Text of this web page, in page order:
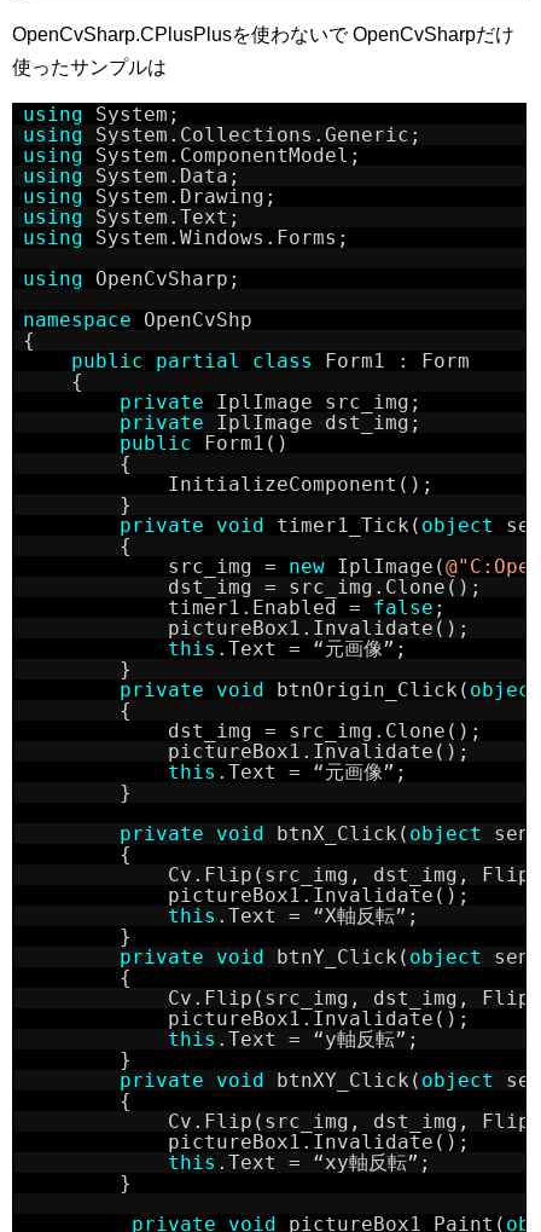
OpenCvSharp.CPlusPlusを使わないで OpenCvSharpだけ
使ったサンプルは
using
System;
using
System.Collections.Generic;
using
System.ComponentModel;
using
System.Data;
using
System.Drawing;
using
System.Text;
using
System.Windows.Forms;
using
OpenCvSharp;
namespace
OpenCvShp
{
public
partial class
Form1 : Form
{
private
IplImage src_img;
private
IplImage dst_img;
public
Form1()
{
InitializeComponent();
}
private
void timer1_Tick( object
{
src_img = new IplImage(
dst_img = src_img.Clone();
timer1.Enabled = false ;
pictureBox1.Invalidate();
this .Text = “元画像”;
}
private
void btnOrigin_Click( object
{
dst_img = src_img.Clone();
pictureBox1.Invalidate();
this .Text = “元画像”;
}
private
void btnX_Click( object
{
Cv.Flip(src_img, dst_img,
pictureBox1.Invalidate();
this .Text = “X軸反転”;
}
private
void btnY_Click( object
{
Cv.Flip(src_img, dst_img,
pictureBox1.Invalidate();
this .Text = “y軸反転”;
}
private
void btnXY_Click( object
{
Cv.Flip(src_img, dst_img,
pictureBox1.Invalidate();
this .Text = “xy軸反転”;
}
private
void pictureBox1_Paint(